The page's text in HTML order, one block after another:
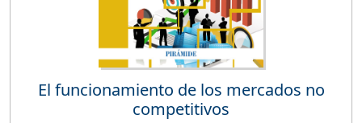
El funcionamiento de los mercados no
competitivos